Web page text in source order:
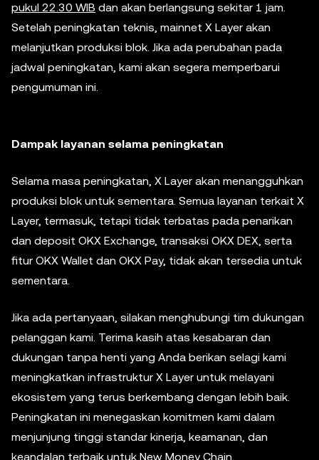
pukul 22.30 WIB dan akan berlangsung sekitar 1 jam.
Setelah peningkatan teknis, mainnet X Layer akan
melanjutkan produksi blok. Jika ada perubahan pada
jadwal peningkatan, kami akan segera memperbarui
pengumuman ini.
Dampak layanan selama peningkatan
Selama masa peningkatan, X Layer akan menangguhkan
produksi blok untuk sementara. Semua layanan terkait X
Layer, termasuk, tetapi tidak terbatas pada penarikan
dan deposit OKX Exchange, transaksi OKX DEX, serta
fitur OKX Wallet dan OKX Pay, tidak akan tersedia untuk
sementara.
Jika ada pertanyaan, silakan menghubungi tim dukungan
pelanggan kami. Terima kasih atas kesabaran dan
dukungan tanpa henti yang Anda berikan selagi kami
meningkatkan infrastruktur X Layer untuk melayani
ekosistem yang terus berkembang dengan lebih baik.
Peningkatan ini menegaskan komitmen kami dalam
menjunjung tinggi standar kinerja, keamanan, dan
keandalan terbaik untuk New Money Chain.